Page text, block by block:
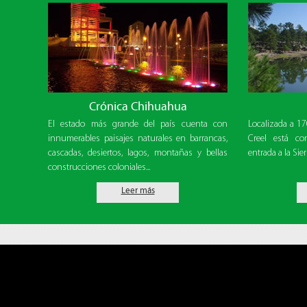
Crónica Chihuahua
El estado más grande del país cuenta con
innumerables paisajes naturales en barrancas,
cascadas, desiertos, lagos, montañas y bellas
construcciones coloniales...
Leer más
Localizada a
Creel está
entrada a la